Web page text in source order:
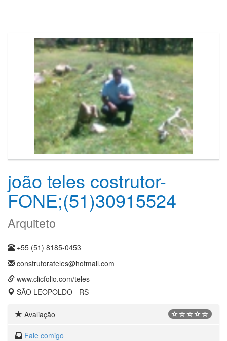
joão teles costrutor-
FONE;(51)30915524
Arquiteto
+55 (51) 8185-0453
construtorateles@hotmail.com
www.clicfolio.com/teles
SÃO LEOPOLDO - RS
Avaliação
Fale comigo